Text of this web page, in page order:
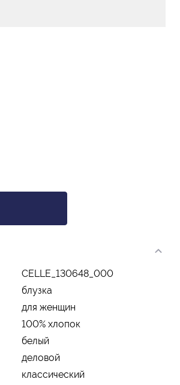
CELLE_130648_000
блузка
для женщин
100% хлопок
белый
деловой
классический